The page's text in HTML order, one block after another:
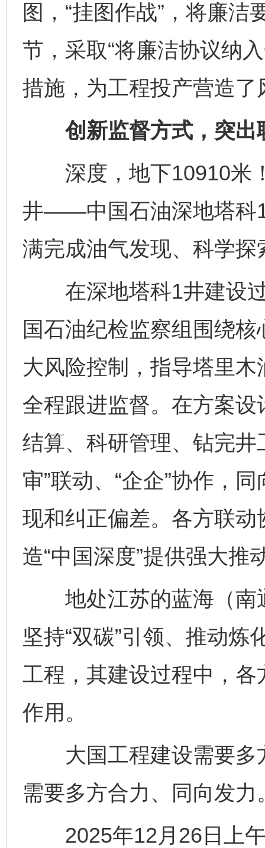
图，“挂图作战”，将廉
节，采取“将廉洁协议纳
措施，为工程投产营造
创新监督方式，突出
深度，地下10910米
井——中国石油深地塔科
满完成油气发现、科学探
在深地塔科1井建设过
国石油纪检监察组围绕
大风险控制，指导塔里
全程跟进监督。在方案
结算、科研管理、钻完井
审”联动、“企企”协作，
现和纠正偏差。各方联
造“中国深度”提供强大推
地处江苏的蓝海（南
坚持“双碳”引领、推动
工程，其建设过程中，
作用。
大国工程建设需要多
需要多方合力、同向发力
2025年12月26日上午